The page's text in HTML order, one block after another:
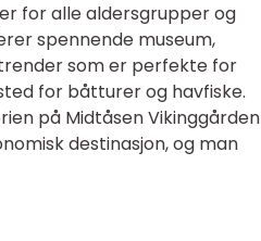
for alle aldersgrupper og
spennende museum,
som er perfekte for
for båtturer og havfiske.
på Midtåsen Vikinggården
destinasjon, og man